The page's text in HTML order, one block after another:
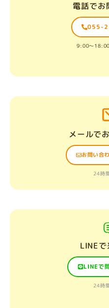
電話でお
055-
9:00〜
メールで
お問い合
24時
LINE
LINEで
24時